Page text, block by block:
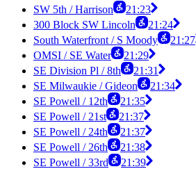
SW 5th / Harrison
21:23
300 Block SW Lincoln
21:24
South Waterfront / S Moody
21:27
OMSI / SE Water
21:29
SE Division Pl / 8th
21:31
SE Milwaukie / Gideon
21:34
SE Powell / 12th
21:35
SE Powell / 21st
21:37
SE Powell / 24th
21:37
SE Powell / 26th
21:38
SE Powell / 33rd
21:39